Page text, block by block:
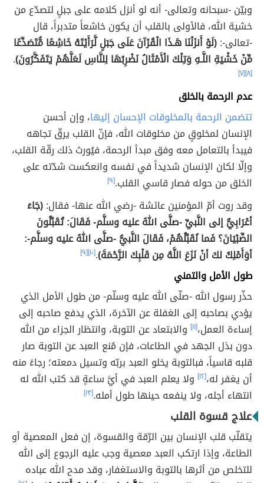
وبيّن -سبحانه وتعالى- أنه لو أنزل كلامه على جبلٍ لتصدّع من
خشية الله، فالأولى بالقلب أن يكون خاشعاً متدبراً، قال
-تعالى-:(لَوْ أَنزَلْنَا هَـذَا الْقُرْآنَ عَلَى جَبَلٍ لَّرَأَيْتَهُ خَاشِعًا مُّتَصَدِّعًا
مِّنْ خَشْيَةِ اللَّـهِ وَتِلْكَ الْأَمْثَالُ نَضْرِبُهَا لِلنَّاسِ لَعَلَّهُمْ يَتَفَكَّرُونَ).
[٨] [٧]
عدم الرحمة بالخلق
تتضمن الرحمة بالمخلوقات الإحسان إليها، وإن أحسن
الإنسان لمخلوقٍ من مخلوقات الله، فإنّ القلب يرقّ تجاهه
فيبدأ بالتعامل معه وفق مبدأ الرحمة، فيُورث ذلك رقّة القلب،
وإلّا لكان الإنسان شديداً في نفسه وانعكست شدّته على
الخلق من حوله فصار قاسي القلب.[٩]
وقد روت أمّ المؤمنين عائشة -رضي الله عنها- فقال:(جَاءَ
أعْرَابِيٌّ إلى النَّبيِّ -صلَّى اللهُ عليه وسلَّم- فَقَالَ: تُقَبِّلُونَ
الصِّبْيَانَ؟ فَما نُقَبِّلُهُمْ، فَقَالَ النَّبيُّ -صلَّى اللهُ عليه وسلَّم-:
أوَأَمْلِكُ لكَ أنْ نَزَعَ اللَّهُ مِن قَلْبِكَ الرَّحْمَةَ).[١٠] [٩]
طول الأمل والتمني
حذّر رسول الله -صلّى الله عليه وسلّم- من طول الأمل الذي
يؤدي بصاحبه إلى الغفلة عن الآخرة، الذي يدفع صاحبه إلى
إساءة العمل،[١١]
والابتعاد عن التوبة، وانتظار الجزاء من الله
دون بذل الجهد في الطاعات، فإن مُنع العبد عن التوبة صار
قلبه قاسياً، فبالتوبة يخلو العبد بربّه وتسيل دمعته؛ رجاءً منه
أن يغفر له،[١٢]
ولا يعلم العبد في أيَّ ساعةٍ قد كتب الله له
انتهاء أجله، ولا ينفعه حينها طول أمله.[١٣]
علاج قسوة القلب
يتقلّب قلب الإنسان بين الرّقة والقسوة، إن فعل المعصية أو
الطاعة، وإذا ارتكب العبد معصية وجب عليه الرجوع إلى الله
للتخلص من أثرها بالتوبة والاستغفار، وقد مدح الله عباده